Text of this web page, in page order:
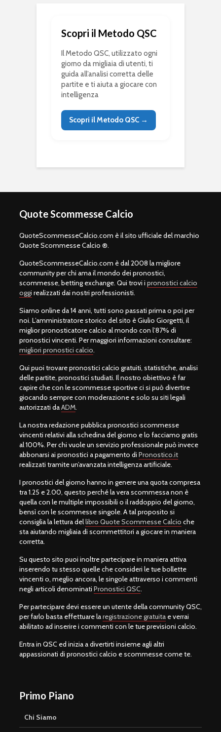
Scopri il Metodo QSC
Il Metodo QSC, utilizzato ogni
giorno da migliaia di utenti, ti
guida all’analisi corretta delle
partite e ti aiuta a giocare con
intelligenza
Scopri il Metodo QSC →
Quote Scommesse Calcio
QuoteScommesseCalcio.com è il sito ufficiale del marchio
Quote Scommesse Calcio ®.
QuoteScommesseCalcio.com è dal 2008 la migliore
community per chi ama il mondo dei pronostici,
scommesse, betting exchange. Qui trovi i pronostici calcio
oggi realizzati dai nostri professionisti.
Siamo online da 14 anni, tutti sono passati prima o poi per
noi. L’amministratore storico del sito è Giulio Giorgetti, il
miglior pronosticatore calcio al mondo con l’87% di
pronostici vincenti. Per maggiori informazioni consultare:
migliori pronostici calcio.
Qui puoi trovare pronostici calcio gratuiti, statistiche, analisi
delle partite, pronostici studiati. Il nostro obiettivo è far
capire che con le scommesse sportive ci si può divertire
giocando sempre con moderazione e solo su siti legali
autorizzati daADM.
La nostra redazione pubblica pronostici scommesse
vincenti relativi alla schedina del giorno e lo facciamo gratis
al 100%. Per chi vuole un servizio professionale può invece
abbonarsi ai pronostici a pagamento di Pronostico.it
realizzati tramite un’avanzata intelligenza artificiale.
I pronostici del giorno hanno in genere una quota compresa
tra 1.25 e 2.00, questo perché la vera scommessa non è
quella con le multiple impossibili o il raddoppio del giorno,
bensì con le scommesse singole. A tal proposito si
consiglia la lettura dellibro Quote Scommesse Calcio che
sta aiutando migliaia di scommettitori a giocare in maniera
corretta.
Su questo sito puoi inoltre partecipare in maniera attiva
inserendo tu stesso quelle che consideri le tue bollette
vincenti o, meglio ancora, le singole attraverso i commenti
negli articoli denominati Pronostici QSC.
Per partecipare devi essere un utente della community QSC,
per farlo basta effettuare laregistrazione gratuita e verrai
abilitato ad inserire i commenti con le tue previsioni calcio.
Entra in QSC ed inizia a divertirti insieme agli altri
appassionati di pronostici calcio e scommesse come te.
Primo Piano
Chi Siamo